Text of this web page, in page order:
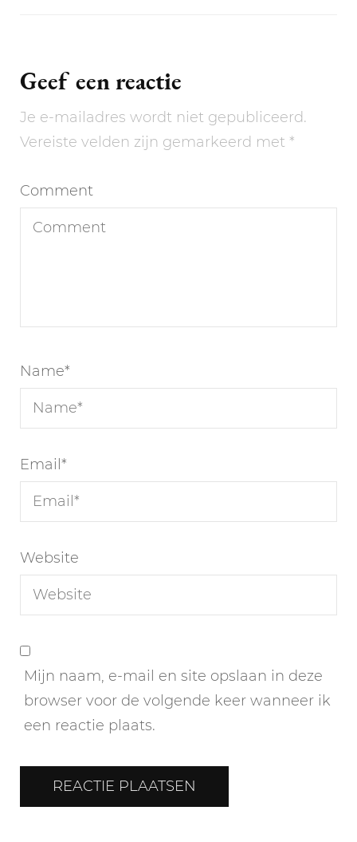
Geef een reactie
Je e-mailadres wordt niet gepubliceerd.
Vereiste velden zijn gemarkeerd met *
Comment
Name*
Email *
Website
Mijn naam, e-mail en site opslaan in deze
browser voor de volgende keer wanneer ik
een reactie plaats.